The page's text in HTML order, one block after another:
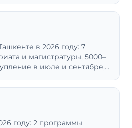
в 2026 году: 7
и магистратуры, 5000–
в июле и сентябре,
году: 2 программы